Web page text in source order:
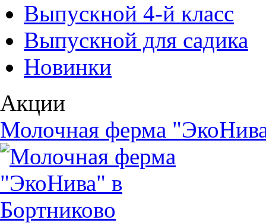
Выпускной 4-й класс
Выпускной для садика
Новинки
Акции
Молочная ферма